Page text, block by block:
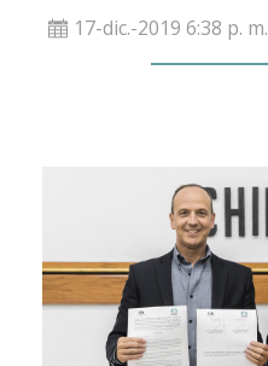
17-dic.-2019 6:38 p. m.